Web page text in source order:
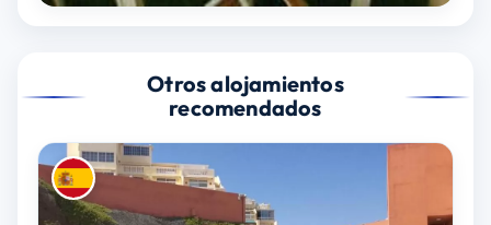
Otros alojamientos
recomendados